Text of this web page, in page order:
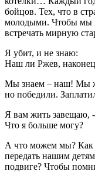
бойцов. Тех, что в
молодыми. Чтобы мы
встречать мирную
Я убит, и не знаю:
Наш ли Ржев,
Мы знаем – наш! Мы
но победили.
Я вам жить завещаю, -
Что я больше могу?
А что можем мы? Как
передать нашим
подвиге? Чтобы